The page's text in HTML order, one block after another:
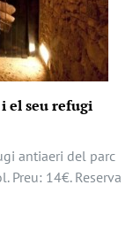
el seu refugi
antiaeri del parc
Preu: 14€. Reserva